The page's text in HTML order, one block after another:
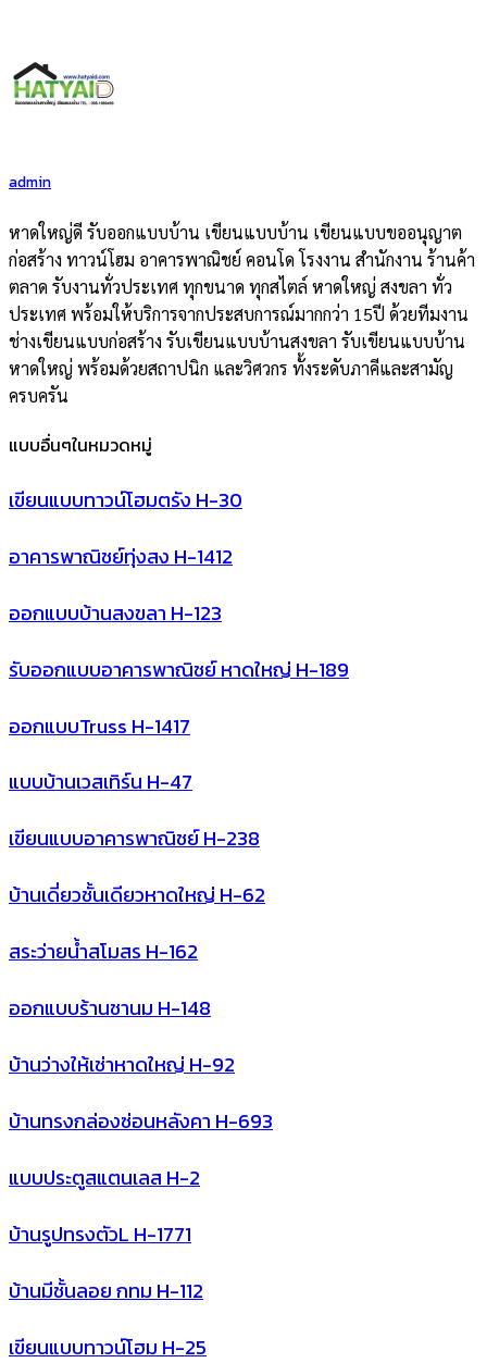
admin
หาดใหญ่ดี รับออกแบบบ้าน เขียนแบบบ้าน เขียนแบบขออนุญาต
ก่อสร้าง ทาวน์โฮม อาคารพาณิชย์ คอนโด โรงงาน สำนักงาน ร้านค้า
ตลาด รับงานทั่วประเทศ ทุกขนาด ทุกสไตล์ หาดใหญ่ สงขลา ทั่ว
ประเทศ พร้อมให้บริการจากประสบการณ์มากกว่า 15ปี ด้วยทีมงาน
ช่างเขียนแบบก่อสร้าง รับเขียนแบบบ้านสงขลา รับเขียนแบบบ้าน
หาดใหญ่ พร้อมด้วยสถาปนิก และวิศวกร ทั้งระดับภาคีและสามัญ
ครบครัน
แบบอื่นๆในหมวดหมู่
เขียนแบบทาวน์โฮมตรัง H-30
อาคารพาณิชย์ทุ่งสง H-1412
ออกแบบบ้านสงขลา H-123
รับออกแบบอาคารพาณิชย์ หาดใหญ่ H-189
ออกแบบTruss H-1417
แบบบ้านเวสเทิร์น H-47
เขียนแบบอาคารพาณิชย์ H-238
บ้านเดี่ยวชั้นเดียวหาดใหญ่ H-62
สระว่ายน้ำสโมสร H-162
ออกแบบร้านชานม H-148
บ้านว่างให้เช่าหาดใหญ่ H-92
บ้านทรงกล่องซ่อนหลังคา H-693
แบบประตูสแตนเลส H-2
บ้านรูปทรงตัวL H-1771
บ้านมีชั้นลอย กทม H-112
เขียนแบบทาวน์โฮม H-25